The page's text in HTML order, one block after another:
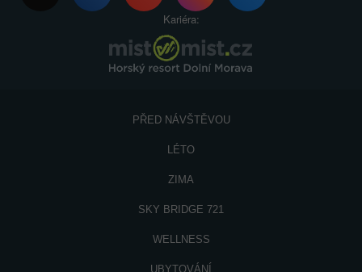
Kariéra:
PŘED NÁVŠTĚVOU
LÉTO
ZIMA
SKY BRIDGE 721
WELLNESS
UBYTOVÁNÍ